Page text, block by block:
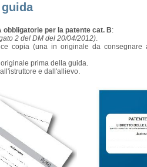
obbligatorie per la patente cat. B:
2 del DM del 20/04/2012).
copia (una in originale da
prima della guida.
e dall'allievo.